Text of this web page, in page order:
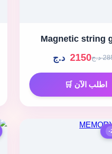
Magnetic string
د.ج 2150 د.ج
اطلب الآن 🛒
-